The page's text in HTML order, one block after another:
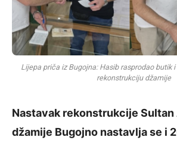
Lijepa priča iz Bugojna: Hasib rasprodao butik
rekonstrukciju džamije
Nastavak rekonstrukcije Sultan
džamije Bugojno nastavlja se i